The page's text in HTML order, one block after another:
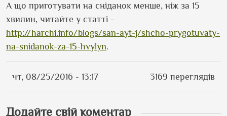
А що приготувати на сніданок менше, ніж за 15
хвилин, читайте у статті -
http://harchi.info/blogs/san-ayt-j/shcho-prygotuvaty-
na-snidanok-za-15-hvylyn.
чт, 08/25/2016 - 13:17 3169 переглядів
Додайте свій коментар